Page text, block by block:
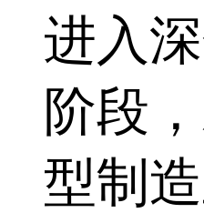
进入
阶段
型制